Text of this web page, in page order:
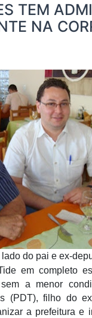
TEM
NA
do pai e ex-
em completo
a menor
(PDT), filho do
a prefeitura e